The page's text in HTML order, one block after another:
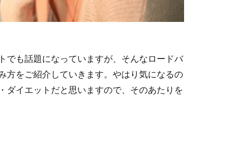
でも話題になっていますが、そんなロードバ
方をご紹介していきます。やはり気になるの
ダイエットだと思いますので、そのあたりを